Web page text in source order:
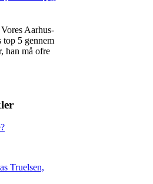
Aarhus-
5 gennem
han må ofre
Truelsen,